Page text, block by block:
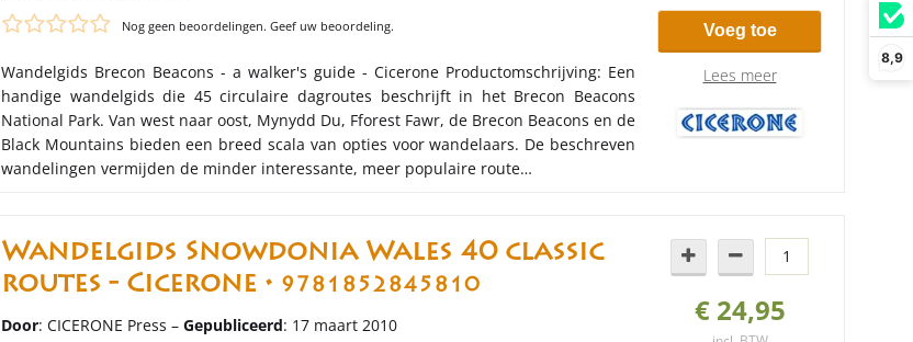
8,9
Voeg toe
Lees meer
Nog geen beoordelingen. Geef uw beoordeling.
Wandelgids Brecon Beacons - a walker's guide - Cicerone Productomschrijving: Een
handige wandelgids die 45 circulaire dagroutes beschrijft in het Brecon Beacons
National Park. Van west naar oost, Mynydd Du, Fforest Fawr, de Brecon Beacons en de
Black Mountains bieden een breed scala van opties voor wandelaars. De beschreven
wandelingen vermijden de minder interessante, meer populaire route…
€ 24,95
Wandelgids Snowdonia Wales 40 classic
routes - Cicerone • 9781852845810
Door: CICERONE Press – Gepubliceerd: 17 maart 2010